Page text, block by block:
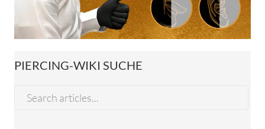
PIERCING-WIKI SUCHE